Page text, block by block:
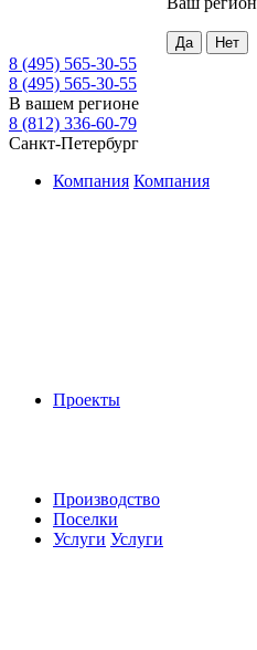
8 (495) 565-30-55
8 (495) 565-30-55
В вашем регионе
8 (812) 336-60-79
Санкт-Петербург
Компания Компания
Проекты
Производство
Поселки
Услуги Услуги